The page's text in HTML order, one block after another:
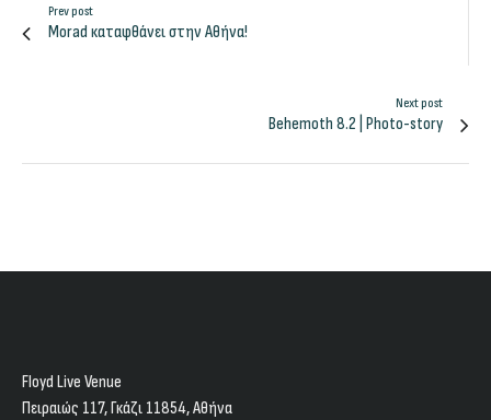
Prev post
Morad καταφθάνει στην Αθήνα!
Next post
Behemoth 8.2 | Photo-story
Floyd Live Venue
Πειραιώς 117, Γκάζι 11854, Aθήνα